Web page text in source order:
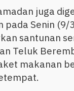
juga
pada Senin
santunan
Teluk
makanan